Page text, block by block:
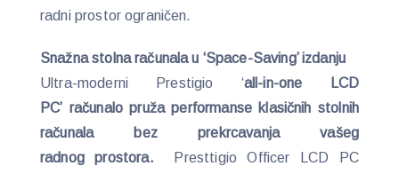
radni prostor ograničen.
Snažna stolna računala u ‘Space-Saving’ izdanju
Ultra-moderni Prestigio ‘all-in-one LCD
PC’ računalo pruža performanse klasičnih stolnih
računala bez prekrcavanja vašeg
radnog prostora.
Presttigio Officer LCD PC